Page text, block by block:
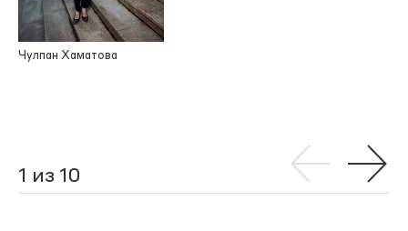
Чулпан Хаматова
1 из 10